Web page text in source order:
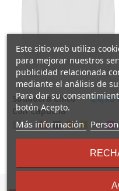
Sudadera Chico
Con Capucha
24,95
GrisBlanco
RojoNegroNaranja
Amarillo
Rosa
Mostrando
Este sitio web utiliza
para mejorar nuestros
publicidad relacionada
mediante el análisis de
Para dar su
botón Acepto.
Más informaciónsobre